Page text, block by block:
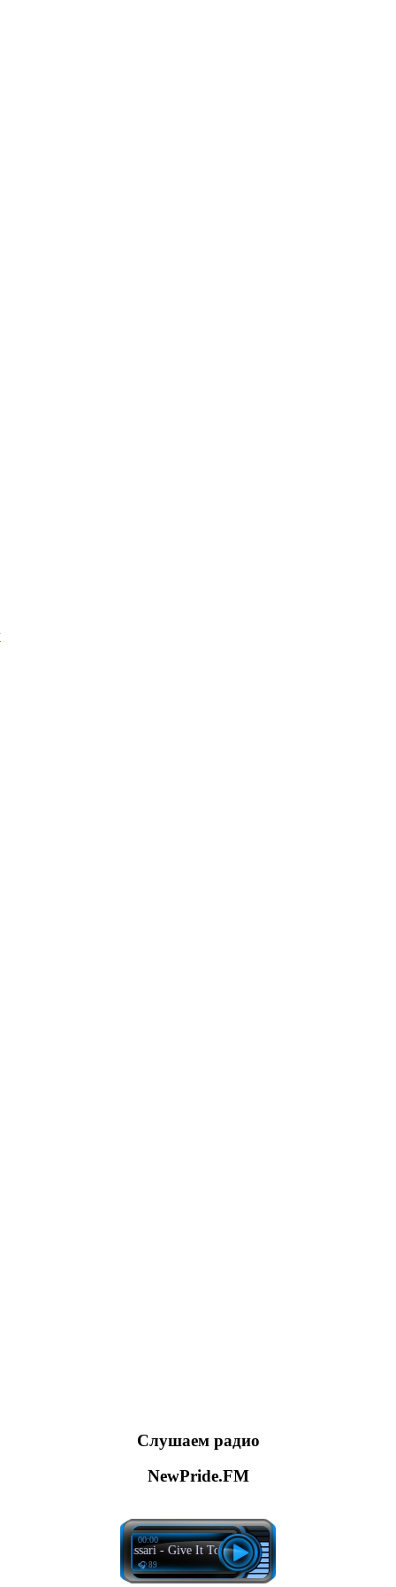
Слушаем радио
NewPride.FM
Matt Sassari - Give It To Me
00:00
🎧 89